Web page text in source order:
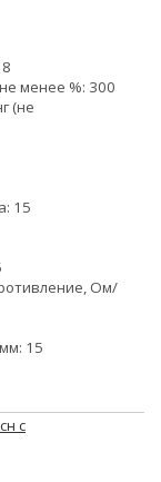
менее %: 300
(не
15
Ом/
15
с